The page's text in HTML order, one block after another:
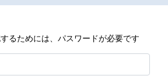
るためには、パスワードが必要です